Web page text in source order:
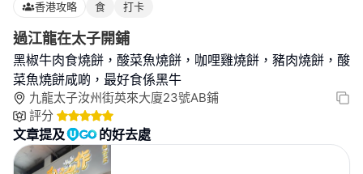
香港攻略 食 打卡
過江龍在太子開鋪
黑椒牛肉食燒餅，酸菜魚燒餅，咖哩雞燒餅，豬肉燒餅，酸
菜魚燒餅咸啲，最好食係黑牛
九龍太子汝州街英來大廈23號AB鋪
評分
文章提及 的好去處